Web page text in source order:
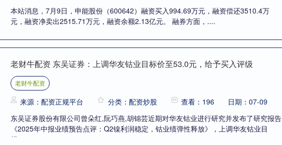
本站消息，7月9日，申能股份（600642）融资买入994.69万元，融资偿还3510.4万
元，融资净卖出2515.71万元，融资余额2.13亿元。 融券方面，....
老财牛配资 东吴证券：上调华友钴业目标价至53.0元，给予买入评级
老财牛配资
来源：配资正规平台 分类：配资炒股 查看：196
日期：07-09
东吴证券股份有限公司曾朵红,阮巧燕,胡锦芸近期对华友钴业进行研究并发布了研究报告
《2025年中报业绩预告点评：Q2镍利润稳定，钴业绩弹性释放》，上调华友钴业目
标....